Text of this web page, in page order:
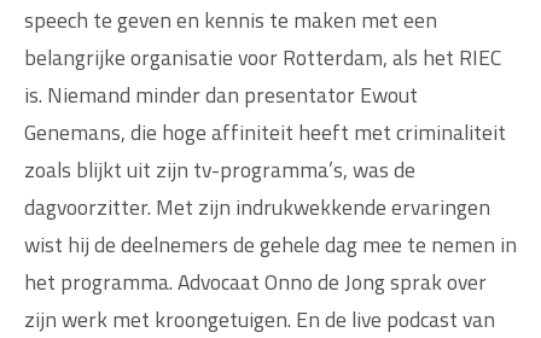
speech te geven en kennis te maken met een
belangrijke organisatie voor Rotterdam, als het RIEC
is. Niemand minder dan presentator Ewout
Genemans, die hoge affiniteit heeft met criminaliteit
zoals blijkt uit zijn tv-programma’s, was de
dagvoorzitter. Met zijn indrukwekkende ervaringen
wist hij de deelnemers de gehele dag mee te nemen in
het programma. Advocaat Onno de Jong sprak over
zijn werk met kroongetuigen. En de live podcast van